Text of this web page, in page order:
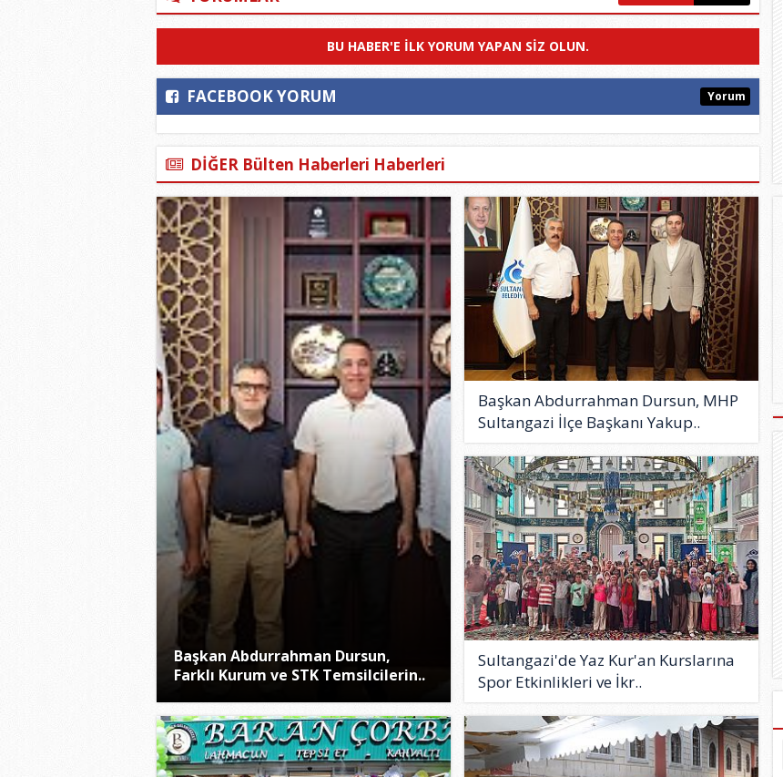
BU HABER'E ILK YORUM YAPAN SIZ OLUN.
FACEBOOK YORUM Yorum
DİĞER Bülten Haberleri Haberleri
Başkan Abdurrahman Dursun,
Farklı Kurum ve STK Temsilcilerin..
Başkan Abdurrahman Dursun, MHP
Sultangazi İlçe Başkanı Yakup..
Sultangazi'de Yaz Kur'an Kurslarına
Spor Etkinlikleri ve İkr..